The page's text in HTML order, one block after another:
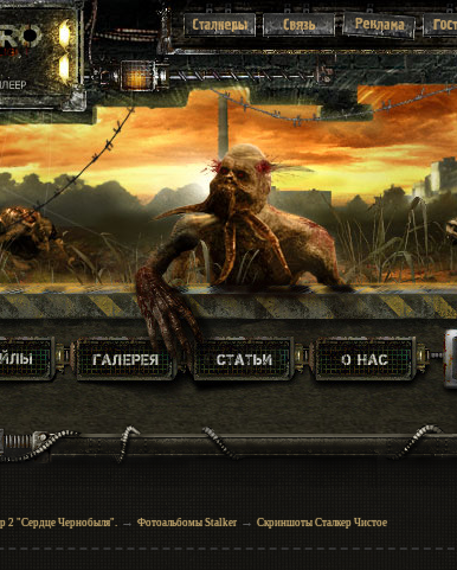
2 "Сердце Чернобыля". → Фотоальбомы Stalker→ Скриншоты Сталкер Чистое